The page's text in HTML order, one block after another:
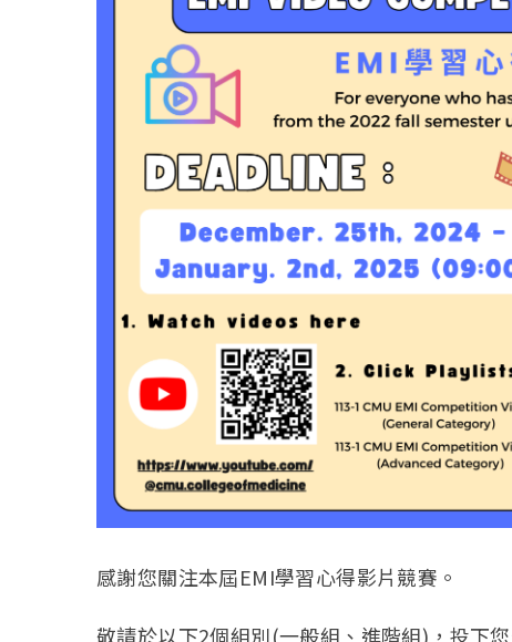
感謝您關注本屆EMI學習心得影片競賽。
敬請於以下2個組別(一般組、進階組)，投下